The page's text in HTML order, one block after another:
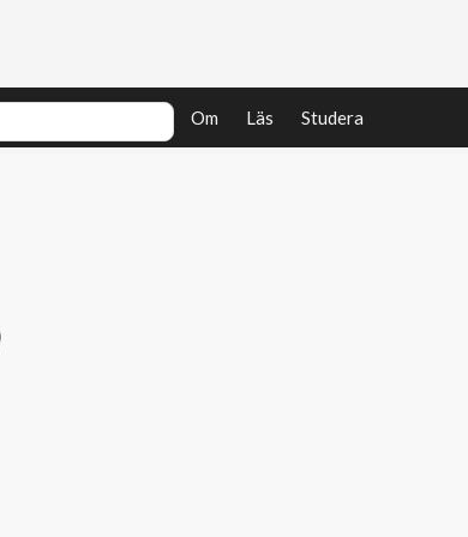
Om Läs Studera